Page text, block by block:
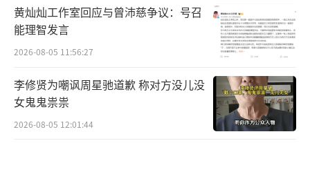
黄灿灿工作室回应与曾沛慈争议：号召
能理智发言
2026-08-05 11:56:27
李修贤为嘲讽周星驰道歉 称对方没儿没
女鬼鬼祟祟
2026-08-05 12:01:44